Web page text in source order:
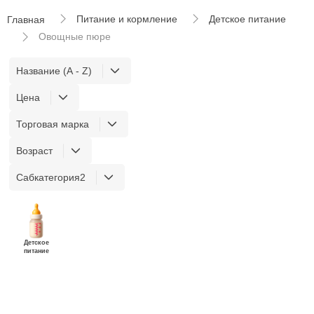
Главная Питание и кормление
Детское питание
Овощные пюре
Название (A - Z)
Цена
Торговая марка
Возраст
Сабкатегория2
Детское
питание